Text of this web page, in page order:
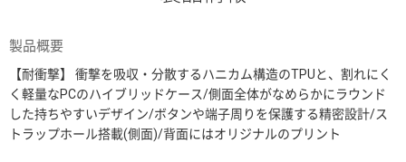
製品概要
【耐衝撃】 衝撃を吸収・分散するハニカム構造のTPUと、割れにく
く軽量なPCのハイブリッドケース/側面全体がなめらかにラウンド
した持ちやすいデザイン/ボタンや端子周りを保護する精密設計/ス
トラップホール搭載(側面)/背面にはオリジナルのプリント